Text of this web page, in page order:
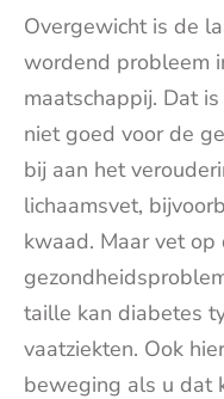
Overgewicht is de
wordend probleem
maatschappij. Dat
niet goed voor de
bij aan het
lichaamsvet,
kwaad. Maar vet
taille kan diabetes
vaatziekten. Ook
beweging als u dat